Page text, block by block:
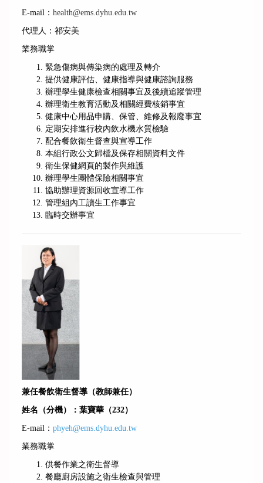
E-mail： health@ems.dyhu.edu.tw
代理人：祁安美
業務職掌
緊急傷病與傳染病的處理及轉介
提供健康評估、健康指導與健康諮詢服務
辦理學生健康檢查相關事宜及後續追蹤管理
辦理衛生教育活動及相關經費核銷事宜
健康中心用品申購、保管、維修及報廢事宜
定期安排進行校內飲水機水質檢驗
配合餐飲衛生督查與宣導工作
本組行政公文歸檔及保存相關資料文件
衛生保健網頁的製作與維護
辦理學生團體保險相關事宜
協助辦理資源回收宣導工作
管理組內工讀生工作事宜
臨時交辦事宜
兼任餐飲衛生督導（教師兼任）
姓名（分機）：葉寶華（232）
E-mail： phyeh@ems.dyhu.edu.tw
業務職掌
供餐作業之衛生督導
餐廳廚房設施之衛生檢查與管理